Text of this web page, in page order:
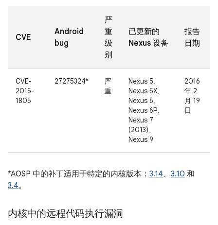
CVE
Android
bug
严
重
级
别
已更新的
Nexus 设备
报告
日期
CVE-
2015-
1805
27275324*
严
重
Nexus 5、
Nexus 5X、
Nexus 6、
Nexus 6P、
Nexus 7
(2013)、
Nexus 9
2016
年 2
月 19
日
*AOSP 中的补丁适用于特定的内核版本： 3.14、 3.10 和
3.4。
内核中的远程代码执行漏洞